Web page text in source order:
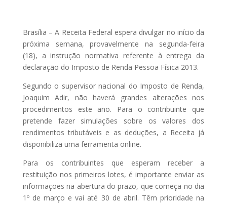
Brasília – A Receita Federal espera divulgar no início da
próxima semana, provavelmente na segunda-feira
(18), a instrução normativa referente à entrega da
declaração do Imposto de Renda Pessoa Física 2013.
Segundo o supervisor nacional do Imposto de Renda,
Joaquim Adir, não haverá grandes alterações nos
procedimentos este ano. Para o contribuinte que
pretende fazer simulações sobre os valores dos
rendimentos tributáveis e as deduções, a Receita já
disponibiliza uma ferramenta online.
Para os contribuintes que esperam receber a
restituição nos primeiros lotes, é importante enviar as
informações na abertura do prazo, que começa no dia
1º de março e vai até 30 de abril. Têm prioridade na